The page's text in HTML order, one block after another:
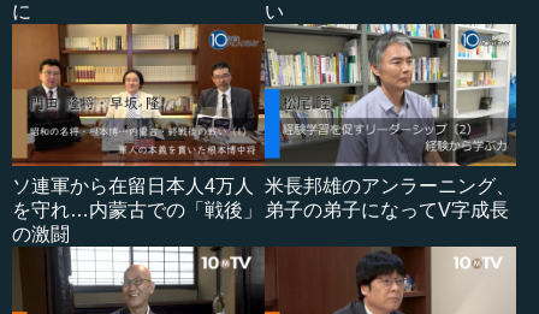
に
い
ソ連軍から在留日本人4万人
を守れ…内蒙古での「戦後」
の激闘
米長邦雄のアンラーニング、
弟子の弟子になってV字成長